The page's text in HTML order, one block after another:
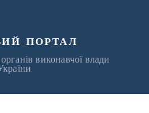
портал
виконавчої влади